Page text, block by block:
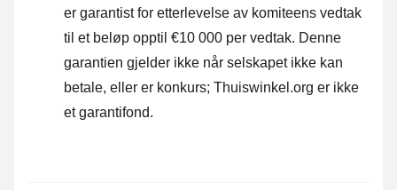
er garantist for etterlevelse av komiteens vedtak
til et beløp opptil €10 000 per vedtak. Denne
garantien gjelder ikke når selskapet ikke kan
betale, eller er konkurs; Thuiswinkel.org er ikke
et garantifond.